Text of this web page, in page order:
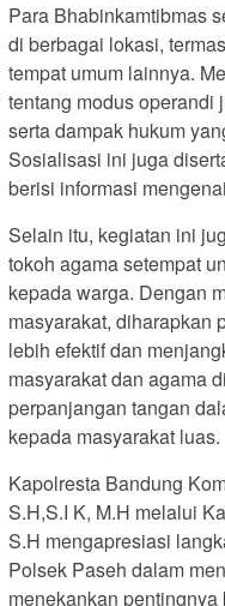
Para Bhabinkamtibmas
di berbagai lokasi,
tempat umum lainnya.
tentang modus operandi
serta dampak hukum
Sosialisasi ini juga
berisi informasi
Selain itu, kegiatan ini
tokoh agama setempat
kepada warga. Dengan
masyarakat, diharapkan
lebih efektif dan
masyarakat dan agama
perpanjangan tangan
kepada masyarakat luas.
Kapolresta Bandung
S.H,S.I K, M.H melalui
S.H mengapresiasi
Polsek Paseh dalam
menekankan